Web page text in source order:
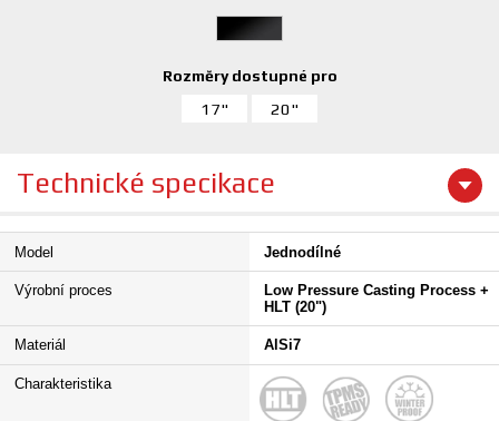
Rozměry dostupné pro
17" 20"
Technické specikace
Model Jednodílné
Výrobní proces
Low Pressure Casting Process +
HLT (20")
Materiál AlSi7
Charakteristika